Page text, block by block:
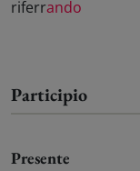
riferrando
Participio
Presente